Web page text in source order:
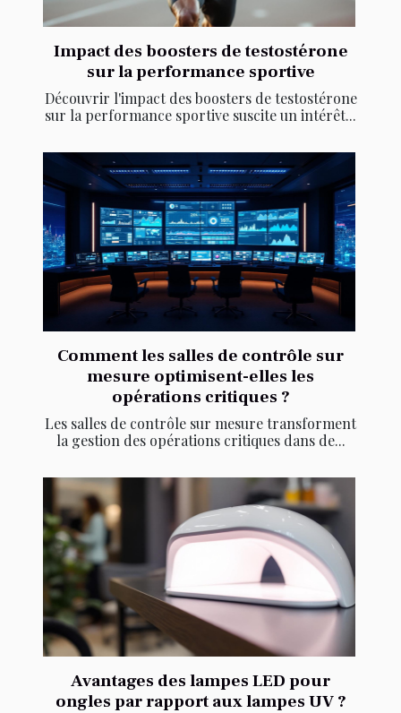
Impact des boosters de testostérone
sur la performance sportive
Découvrir l'impact des boosters de testostérone
sur la performance sportive suscite un intérêt...
Comment les salles de contrôle sur
mesure optimisent-elles les
opérations critiques ?
Les salles de contrôle sur mesure transforment
la gestion des opérations critiques dans de...
Avantages des lampes LED pour
ongles par rapport aux lampes UV ?